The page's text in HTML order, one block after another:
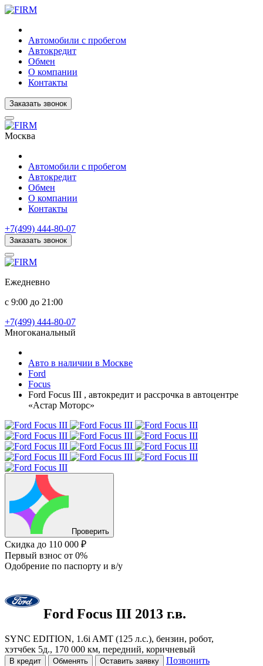
Автомобили с пробегом
Автокредит
Обмен
О компании
Контакты
Заказать звонок
Москва
Автомобили с пробегом
Автокредит
Обмен
О компании
Контакты
+7(499) 444-80-07
Заказать звонок
Ежедневно
с 9:00 до 21:00
+7(499) 444-80-07
Многоканальный
Авто в наличии в Москве
Ford
Focus
Ford Focus III , автокредит и рассрочка в автоцентре
«Астар Моторс»
Проверить
Скидка до 110 000 ₽
Первый взнос от 0%
Одобрение по паспорту и в/у
Ford Focus III 2013 г.в.
SYNC EDITION, 1.6i AMT (125 л.с.), бензин, робот,
хэтчбек 5д., 170 000 км, передний, коричневый
В кредит Обменять Оставить заявку
Позвонить